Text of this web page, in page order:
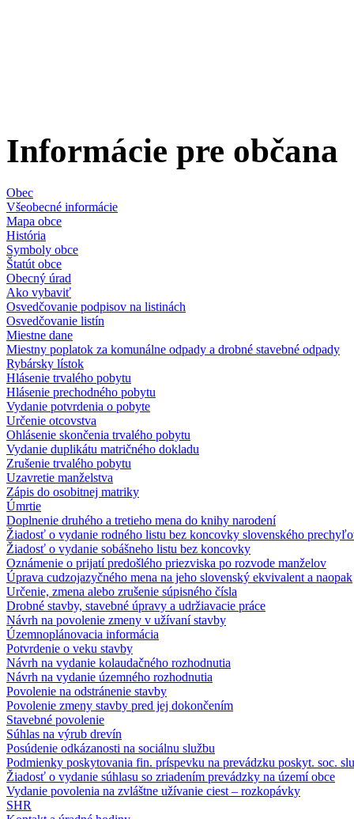
Informácie pre občana
Obec
Všeobecné informácie
Mapa obce
História
Symboly obce
Štatút obce
Obecný úrad
Ako vybaviť
Osvedčovanie podpisov na listinách
Osvedčovanie listín
Miestne dane
Miestny poplatok za komunálne odpady a drobné stavebné odpady
Rybársky lístok
Hlásenie trvalého pobytu
Hlásenie prechodného pobytu
Vydanie potvrdenia o pobyte
Určenie otcovstva
Ohlásenie skončenia trvalého pobytu
Vydanie duplikátu matričného dokladu
Zrušenie trvalého pobytu
Uzavretie manželstva
Zápis do osobitnej matriky
Úmrtie
Doplnenie druhého a tretieho mena do knihy narodení
Žiadosť o vydanie rodného listu bez koncovky slovenského
Žiadosť o vydanie sobášneho listu bez koncovky
Oznámenie o prijatí predošlého priezviska po rozvode manželov
Úprava cudzojazyčného mena na jeho slovenský ekvivalent a naopak
Určenie, zmena alebo zrušenie súpisného čísla
Drobné stavby, stavebné úpravy a udržiavacie práce
Návrh na povolenie zmeny v užívaní stavby
Územnoplánovacia informácia
Potvrdenie o veku stavby
Návrh na vydanie kolaudačného rozhodnutia
Návrh na vydanie územného rozhodnutia
Povolenie na odstránenie stavby
Povolenie zmeny stavby pred jej dokončením
Stavebné povolenie
Súhlas na výrub drevín
Posúdenie odkázanosti na sociálnu službu
Podmienky poskytovania fin. príspevku na prevádzku poskyt. soc.
Žiadosť o vydanie súhlasu so zriadením prevádzky na území obce
Vydanie povolenia na zvláštne užívanie ciest – rozkopávky
SHR